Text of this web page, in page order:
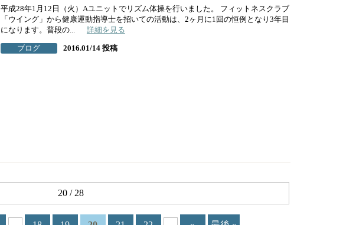
平成28年1月12日（火）Aユニットでリズム体操を行いました。 フィットネスクラブ
「ウイング」から健康運動指導士を招いての活動は、2ヶ月に1回の恒例となり3年目
になります。普段の...
詳細を見る
ブログ 2016.01/14 投稿
20 / 28